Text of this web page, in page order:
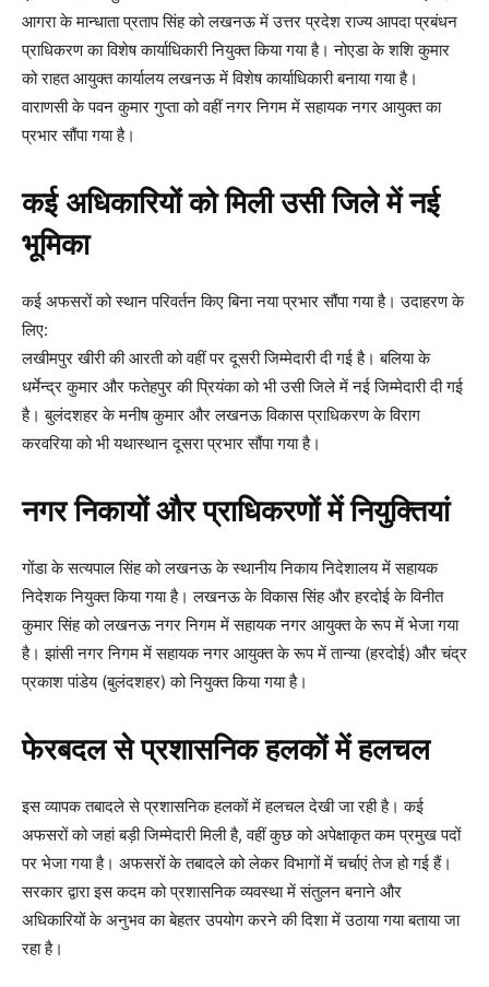
आगरा के मान्धाता प्रताप सिंह को लखनऊ में उत्तर प्रदेश राज्य आपदा प्रबंधन
प्राधिकरण का विशेष कार्याधिकारी नियुक्त किया गया है। नोएडा के शशि कुमार
को राहत आयुक्त कार्यालय लखनऊ में विशेष कार्याधिकारी बनाया गया है।
वाराणसी के पवन कुमार गुप्ता को वहीं नगर निगम में सहायक नगर आयुक्त का
प्रभार सौंपा गया है।
कई अधिकारियों को मिली उसी जिले में नई
भूमिका
कई अफसरों को स्थान परिवर्तन किए बिना नया प्रभार सौंपा गया है। उदाहरण के
लिए:
लखीमपुर खीरी की आरती को वहीं पर दूसरी जिम्मेदारी दी गई है। बलिया के
धर्मेन्द्र कुमार और फतेहपुर की प्रियंका को भी उसी जिले में नई जिम्मेदारी दी गई
है। बुलंदशहर के मनीष कुमार और लखनऊ विकास प्राधिकरण के विराग
करवरिया को भी यथास्थान दूसरा प्रभार सौंपा गया है।
नगर निकायों और प्राधिकरणों में नियुक्तियां
गोंडा के सत्यपाल सिंह को लखनऊ के स्थानीय निकाय निदेशालय में सहायक
निदेशक नियुक्त किया गया है। लखनऊ के विकास सिंह और हरदोई के विनीत
कुमार सिंह को लखनऊ नगर निगम में सहायक नगर आयुक्त के रूप में भेजा गया
है। झांसी नगर निगम में सहायक नगर आयुक्त के रूप में तान्या (हरदोई) और चंद्र
प्रकाश पांडेय (बुलंदशहर) को नियुक्त किया गया है।
फेरबदल से प्रशासनिक हलकों में हलचल
इस व्यापक तबादले से प्रशासनिक हलकों में हलचल देखी जा रही है। कई
अफसरों को जहां बड़ी जिम्मेदारी मिली है, वहीं कुछ को अपेक्षाकृत कम प्रमुख पदों
पर भेजा गया है। अफसरों के तबादले को लेकर विभागों में चर्चाएं तेज हो गई हैं।
सरकार द्वारा इस कदम को प्रशासनिक व्यवस्था में संतुलन बनाने और
अधिकारियों के अनुभव का बेहतर उपयोग करने की दिशा में उठाया गया बताया जा
रहा है।